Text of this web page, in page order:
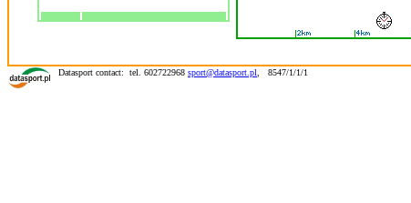
Datasport contact: tel. 602722968 sport@datasport.pl 8547/1/1/1